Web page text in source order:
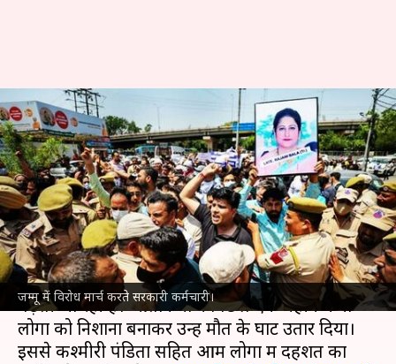
जम्मू में विरोध मार्च करते सरकारी कर्मचारी।
जम्मू-कश्मीर: लगातार हो रही हत्याओं
के बीच 177 कश्मीरी पंडित शिक्षकों
का घाटी से बाहर तबादला
लेखन भारत शर्मा Jun 04, 2022 12:20 pm
क्या है खबर?
जम्मू-कश्मीरमें लक्षित हत्याओं की वारदातें लगातार
बढ़ती जा रही है। आतंकियों ने पिछले एक महीने में नौ
लोगों को निशाना बनाकर उन्हें मौत के घाट उतार दिया।
इससे कश्मीरी पंडितों सहित आम लोगों में दहशत का